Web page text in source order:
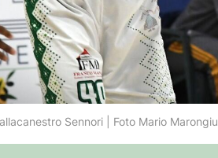
Sennori | Foto Mario Marongiu